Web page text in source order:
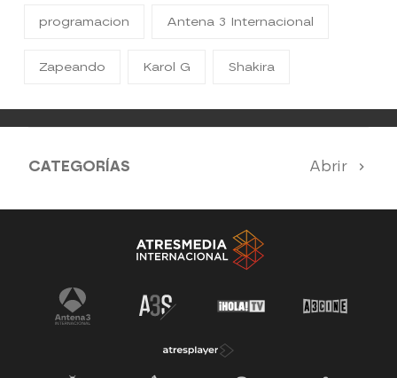
programacion Antena 3 Internacional
Zapeando Karol G Shakira
CATEGORÍAS Abrir
Antena 3 Noticias El Hormiguero
Tu cara me suena Pasapalabra